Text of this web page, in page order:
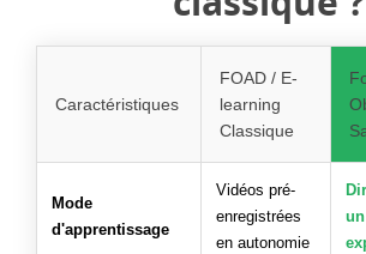
Caractéristiques
FOAD / E-
learning
Classique
Mode
d'apprentissage
Vidéos pré-
enregistrées
en autonomie